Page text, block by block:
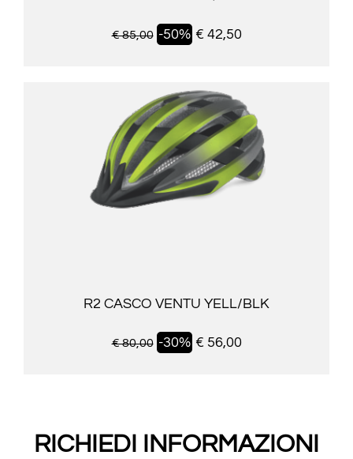
€ 85,00 -50% € 42,50
R2 CASCO VENTU YELL/BLK
€ 80,00 -30% € 56,00
RICHIEDI INFORMAZIONI